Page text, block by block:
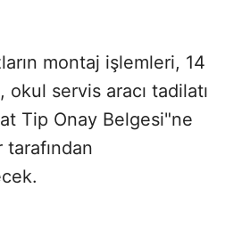
montaj işlemleri, 14
okul servis aracı tadilatı
Tip Onay Belgesi"ne